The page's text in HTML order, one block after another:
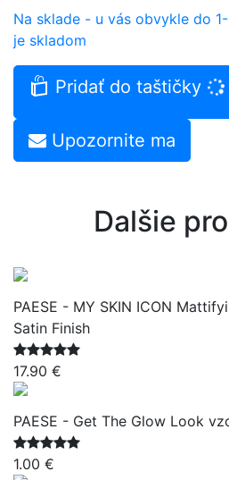
Na sklade - u vás obvykle do
je skladom
Pridať do taštičky
Upozornite ma
Dalšie
PAESE - MY SKIN ICON
Satin Finish
17.90 €
PAESE - Get The Glow Look
1.00 €